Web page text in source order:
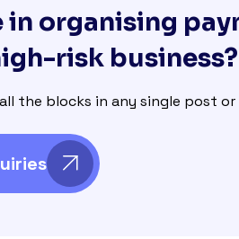
organising
risk business?
the blocks in any single post or